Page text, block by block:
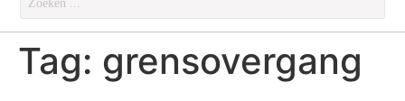
Tag: grensovergang